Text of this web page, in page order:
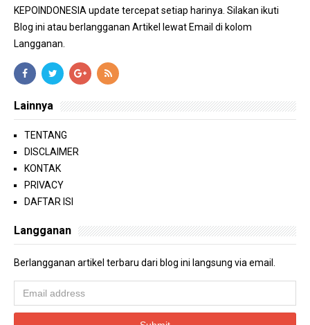
KEPOINDONESIA update tercepat setiap harinya. Silakan ikuti
Blog ini atau berlangganan Artikel lewat Email di kolom
Langganan.
Lainnya
TENTANG
DISCLAIMER
KONTAK
PRIVACY
DAFTAR ISI
Langganan
Berlangganan artikel terbaru dari blog ini langsung via email.